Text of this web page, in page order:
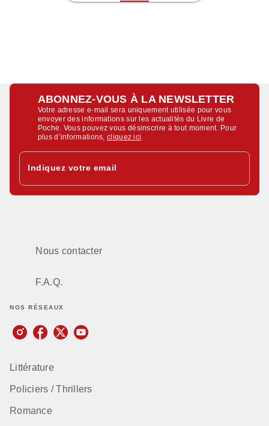
ABONNEZ-VOUS À LA NEWSLETTER
Votre adresse e-mail sera uniquement utilisée pour vous
envoyer des informations sur les actualités du Livre de
Poche. Vous pouvez vous désinscrire à tout moment. Pour
plus d’informations,cliquez ici
Indiquez votre email
Nous contacter
F.A.Q.
NOS RÉSEAUX
Littérature
Policiers / Thrillers
Romance